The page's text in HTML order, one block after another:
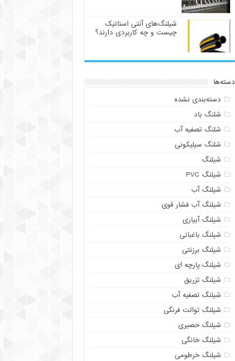
شیلنگ‌های آنتی استاتیک
چیست و چه کاربردی دارند؟
دسته‌ها
دسته‌بندی نشده
شلنگ باد
شلنگ تصفیه آب
شلنگ سیلیکونی
شیلنگ
شیلنگ PVC
شیلنگ آب
شیلنگ آب فشار قوی
شیلنگ آبیاری
شیلنگ باغبانی
شیلنگ برزنتی
شیلنگ پارچه ای
شیلنگ تزریق
شیلنگ تصفیه آب
شیلنگ توالت فرنگی
شیلنگ حصیری
شیلنگ خانگی
شیلنگ خرطومی